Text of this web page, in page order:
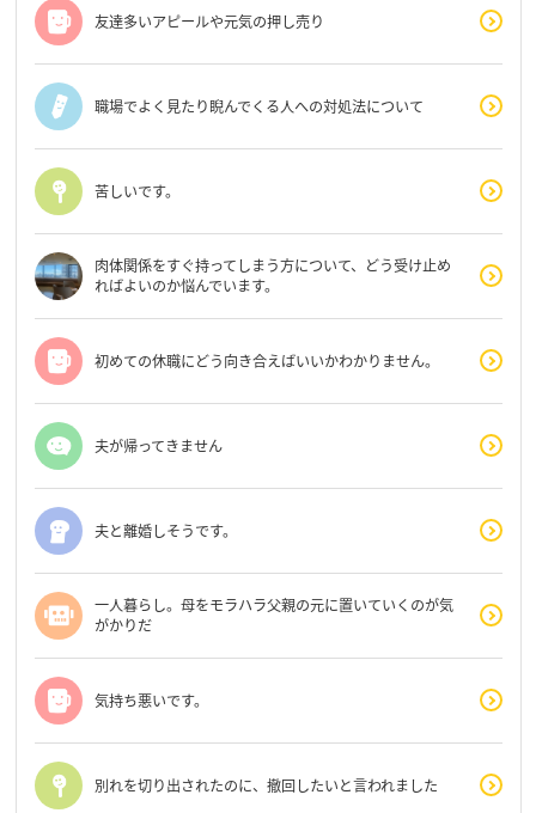
友達多いアピールや元気の押し売り
職場でよく見たり睨んでくる人への対処法について
苦しいです。
肉体関係をすぐ持ってしまう方について、どう受け止め
ればよいのか悩んでいます。
初めての休職にどう向き合えばいいかわかりません。
夫が帰ってきません
夫と離婚しそうです。
一人暮らし。母をモラハラ父親の元に置いていくのが気
がかりだ
気持ち悪いです。
別れを切り出されたのに、撤回したいと言われました